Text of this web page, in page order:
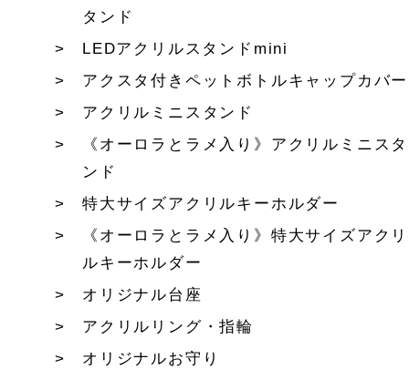
タンド
LEDアクリルスタンドmini
アクスタ付きペットボトルキャップカバー
アクリルミニスタンド
《オーロラとラメ入り》アクリルミニスタ
ンド
特大サイズアクリルキーホルダー
《オーロラとラメ入り》特大サイズアクリ
ルキーホルダー
オリジナル台座
アクリルリング・指輪
オリジナルお守り